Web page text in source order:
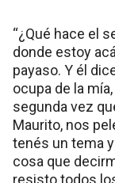
“¿Qué hace el
donde estoy
payaso. Y él
ocupa de la
segunda vez
Maurito, nos
tenés un tema
cosa que
resisto todos